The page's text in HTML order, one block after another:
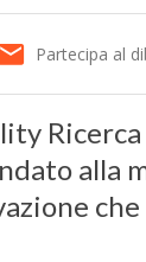
Partecipa al
alla